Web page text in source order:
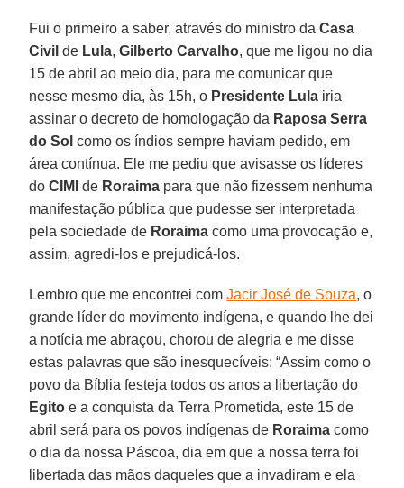
Fui o primeiro a saber, através do ministro daCasa
Civil de Lula,Gilberto Carvalho, que me ligou no dia
15 de abril ao meio dia, para me comunicar que
nesse mesmo dia, às 15h, o Presidente Lula iria
assinar o decreto de homologação da Raposa Serra
do Sol como os índios sempre haviam pedido, em
área contínua. Ele me pediu que avisasse os líderes
doCIMI de Roraima para que não fizessem nenhuma
manifestação pública que pudesse ser interpretada
pela sociedade de Roraima como uma provocação e,
assim, agredi-los e prejudicá-los.
Lembro que me encontrei comJacir José de Souza, o
grande líder do movimento indígena, e quando lhe dei
a notícia me abraçou, chorou de alegria e me disse
estas palavras que são inesquecíveis: “Assim como o
povo da Bíblia festeja todos os anos a libertação do
Egito e a conquista da Terra Prometida, este 15 de
abril será para os povos indígenas de Roraima como
o dia da nossa Páscoa, dia em que a nossa terra foi
libertada das mãos daqueles que a invadiram e ela